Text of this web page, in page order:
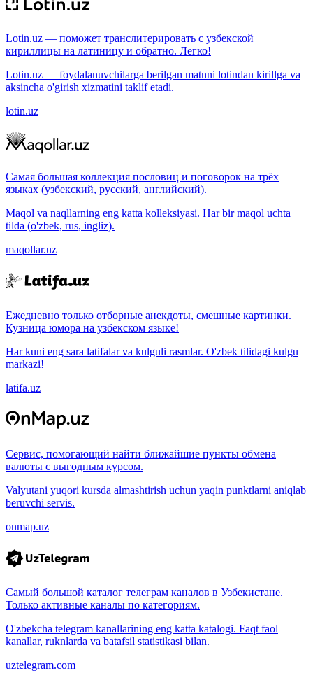
Lotin.uz — поможет транслитерировать с узбекской
кириллицы на латиницу и обратно. Легко!
Lotin.uz — foydalanuvchilarga berilgan matnni lotindan kirillga va
aksincha o'girish xizmatini taklif etadi.
lotin.uz
Самая большая коллекция пословиц и поговорок на трёх
языках (узбекский, русский, английский).
Maqol va naqllarning eng katta kolleksiyasi. Har bir maqol uchta
tilda (o'zbek, rus, ingliz).
maqollar.uz
Ежедневно только отборные анекдоты, смешные картинки.
Кузница юмора на узбекском языке!
Har kuni eng sara latifalar va kulguli rasmlar. O'zbek tilidagi kulgu
markazi!
latifa.uz
Сервис, помогающий найти ближайшие пункты обмена
валюты с выгодным курсом.
Valyutani yuqori kursda almashtirish uchun yaqin punktlarni aniqlab
beruvchi servis.
onmap.uz
Самый большой каталог телеграм каналов в Узбекистане.
Только активные каналы по категориям.
O'zbekcha telegram kanallarining eng katta katalogi. Faqt faol
kanallar, ruknlarda va batafsil statistikasi bilan.
uztelegram.com